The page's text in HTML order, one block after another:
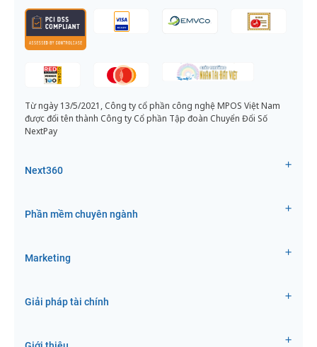
Từ ngày 13/5/2021, Công ty cổ phần công nghệ MPOS Việt Nam
được đổi tên thành Công ty Cổ phần Tập đoàn Chuyển Đổi Số
NextPay
Next360
Phần mềm chuyên ngành
Marketing
Giải pháp tài chính